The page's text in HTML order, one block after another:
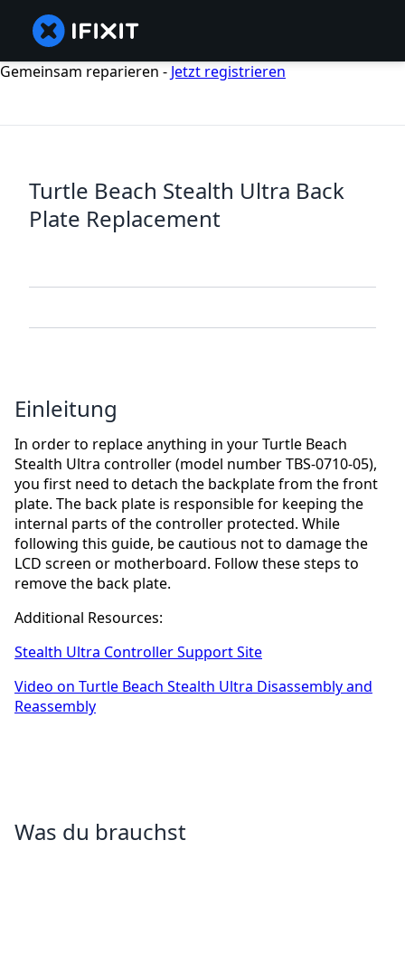
Gemeinsam reparieren - Jetzt registrieren
Turtle Beach Stealth Ultra Back
Plate Replacement
Einleitung
In order to replace anything in your Turtle Beach
Stealth Ultra controller (model number TBS-0710-05),
you first need to detach the backplate from the front
plate. The back plate is responsible for keeping the
internal parts of the controller protected. While
following this guide, be cautious not to damage the
LCD screen or motherboard. Follow these steps to
remove the back plate.
Additional Resources:
Stealth Ultra Controller Support Site
Video on Turtle Beach Stealth Ultra Disassembly and
Reassembly
Was du brauchst